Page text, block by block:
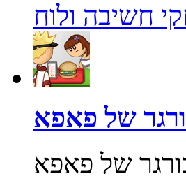
חשיבה ולוח
של פאפא